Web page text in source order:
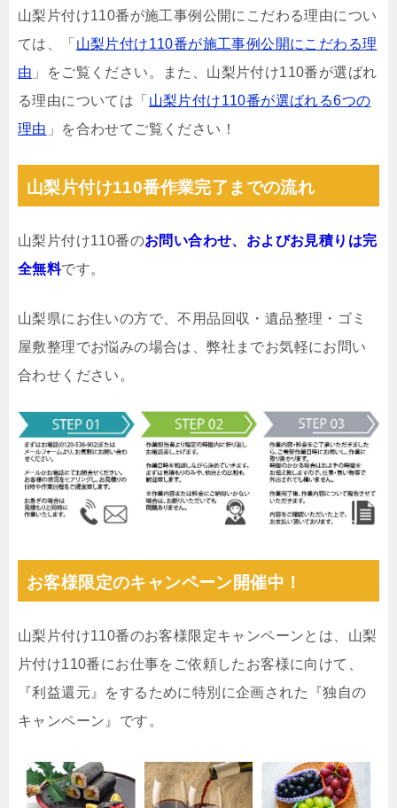
山梨片付け110番が施工事例公開にこだわる理由につい
ては、「 山梨片付け110番が施工事例公開にこだわる理
由 」をご覧ください。また、山梨片付け110番が選ばれ
る理由については「 山梨片付け110番が選ばれる6つの
理由 」を合わせてご覧ください！
山梨片付け110番作業完了までの流れ
山梨片付け110番のお問い合わせ、およびお見積りは完
全無料です。
山梨県にお住いの方で、不用品回収・遺品整理・ゴミ
屋敷整理でお悩みの場合は、弊社までお気軽にお問い
合わせください。
お客様限定のキャンペーン開催中！
山梨片付け110番のお客様限定キャンペーンとは、山梨
片付け110番にお仕事をご依頼したお客様に向けて、
『利益還元』をするために特別に企画された『独自の
キャンペーン』です。